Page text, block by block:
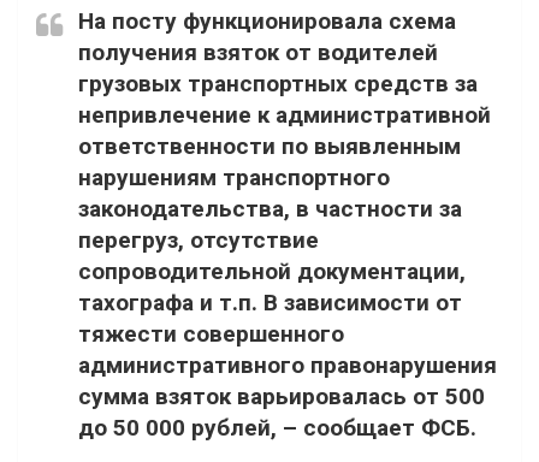
На посту функционировала схема
получения взяток от водителей
грузовых транспортных средств за
непривлечение к административной
ответственности по выявленным
нарушениям транспортного
законодательства, в частности за
перегруз, отсутствие
сопроводительной документации,
тахографа и т.п. В зависимости от
тяжести совершенного
административного правонарушения
сумма взяток варьировалась от 500
до 50 000 рублей, – сообщает ФСБ.